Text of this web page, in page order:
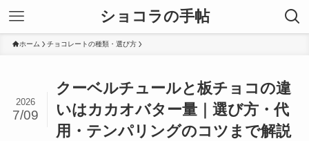
ショコラの手帖
ホーム チョコレートの種類・選び方
クーベルチュールと板チョコの違
いはカカオバター量｜選び方・代
用・テンパリングのコツまで解説
2026
7/09